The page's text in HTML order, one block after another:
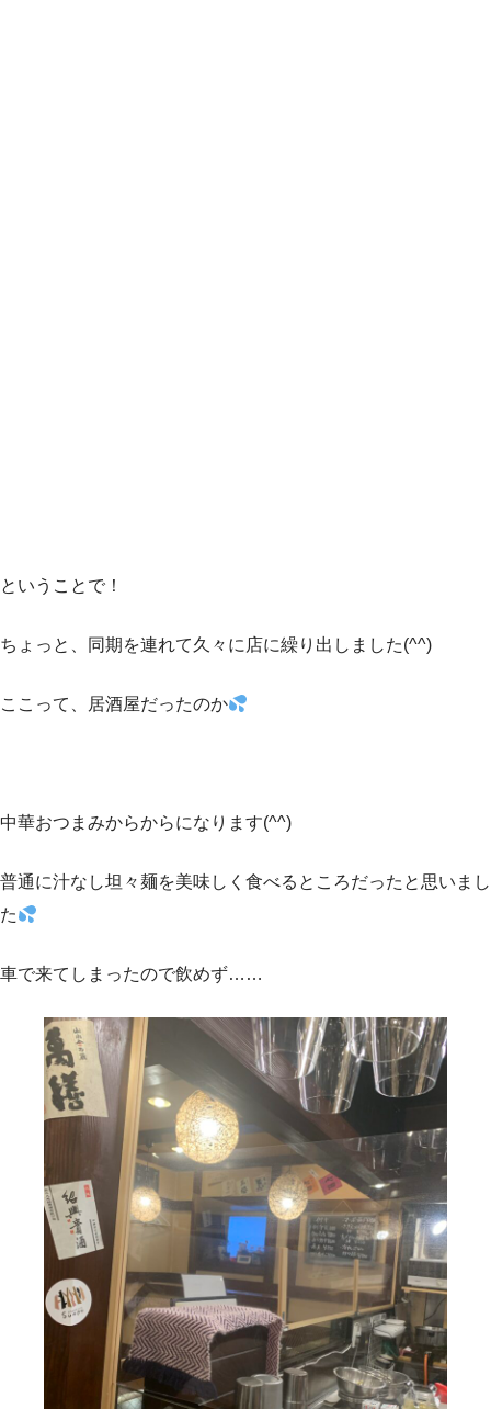
ということで！
ちょっと、同期を連れて久々に店に繰り出しました(^^)
ここって、居酒屋だったのか
中華おつまみからからになります(^^)
普通に汁なし坦々麺を美味しく食べるところだったと思いまし
た
車で来てしまったので飲めず……